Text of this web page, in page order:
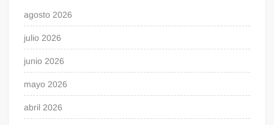
agosto 2026
julio 2026
junio 2026
mayo 2026
abril 2026